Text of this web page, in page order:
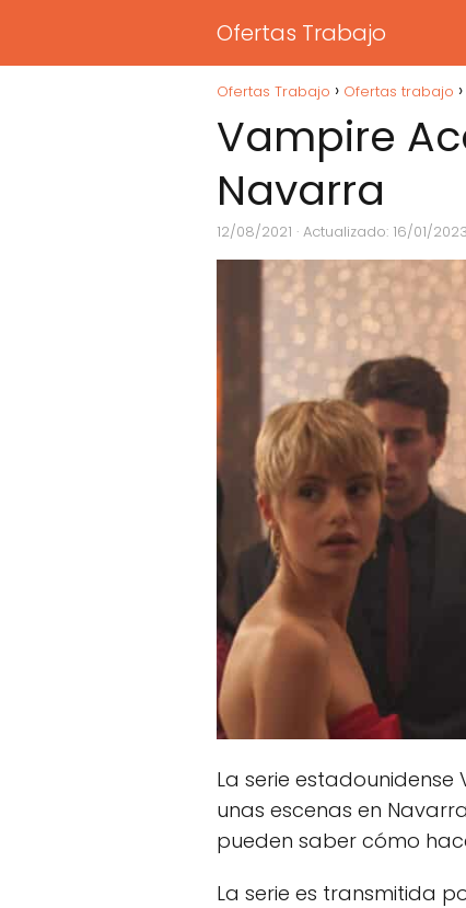
Ofertas Trabajo
Ofertas Trabajo Ofertas trabajo
Vampire
Navarra
12/08/2021 · Actualizado: 16/01/2023
La serie
unas escenas en
pueden saber cómo
La serie es transmitida